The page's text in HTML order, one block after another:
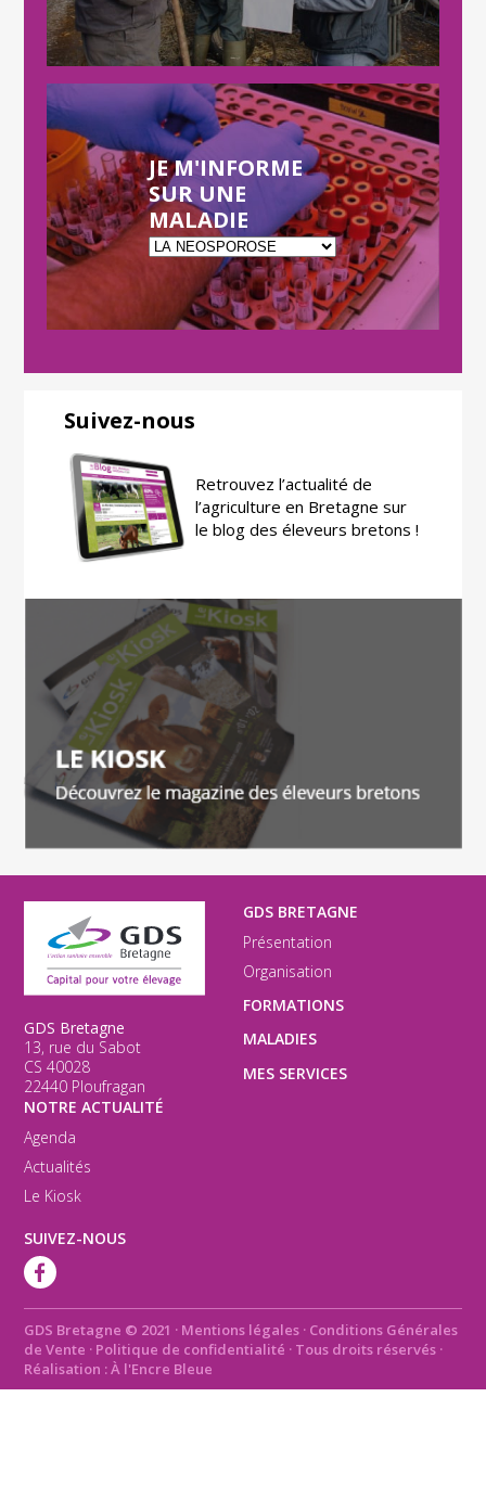
JE M'INFORME
SUR UNE
MALADIE
Suivez-nous
Retrouvez l’actualité de
l’agriculture en Bretagne sur
le blog des éleveurs bretons !
GDS Bretagne
13, rue du Sabot
CS 40028
22440 Ploufragan
GDS BRETAGNE
Présentation
Organisation
FORMATIONS
MALADIES
MES SERVICES
NOTRE ACTUALITÉ
Agenda
Actualités
Le Kiosk
SUIVEZ-NOUS
GDS Bretagne © 2021 · Mentions légales · Conditions Générales
de Vente · Politique de confidentialité · Tous droits réservés ·
Réalisation :À l'Encre Bleue